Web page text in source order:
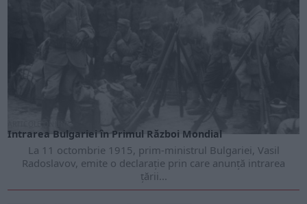
Intrarea Bulgariei în Primul Război Mondial
La 11 octombrie 1915, prim-ministrul Bulgariei, Vasil
Radoslavov, emite o declarație prin care anunță intrarea
țării...